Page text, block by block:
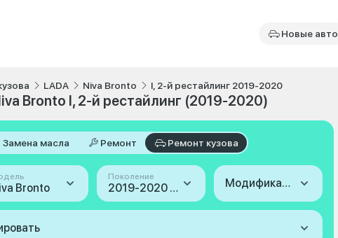
Новые авто
LADA Niva Bronto I, 2-й рестайлинг 2019-2020
Bronto I, 2-й рестайлинг (2019-2020)
Замена масла Ремонт Ремонт кузова
Bronto
Поколение
2019-2020 (I, 2-й рестайлинг) Модификация